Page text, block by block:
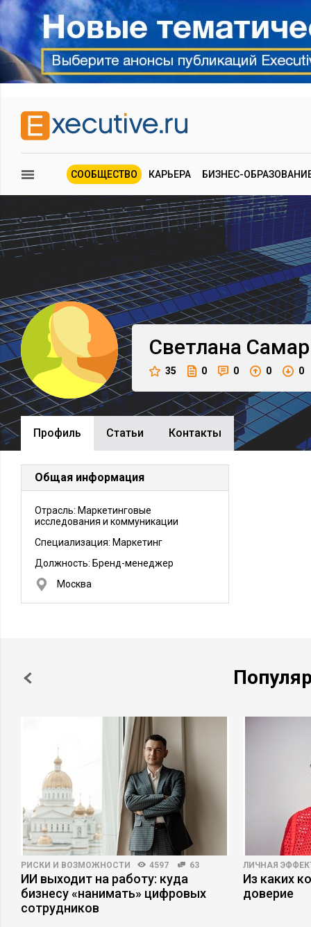
СООБЩЕСТВО КАРЬЕРА БИЗНЕС-
Светлана
35 0 0 0 0
Профиль Cтатьи Контакты
Общая информация
Отрасль: Маркетинговые
исследования и коммуникации
Специализация: Маркетинг
Должность: Бренд-менеджер
Москва
РИСКИ И ВОЗМОЖНОСТИ 4597 63
ИИ выходит на работу: куда
бизнесу «нанимать» цифровых
сотрудников
ЛИЧНАЯ
Из каких
доверие